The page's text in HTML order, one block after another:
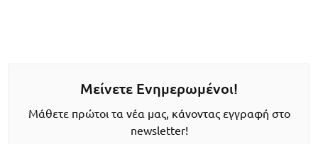
Μείνετε Ενημερωμένοι!
Μάθετε πρώτοι τα νέα μας, κάνοντας εγγραφή στο
newsletter!